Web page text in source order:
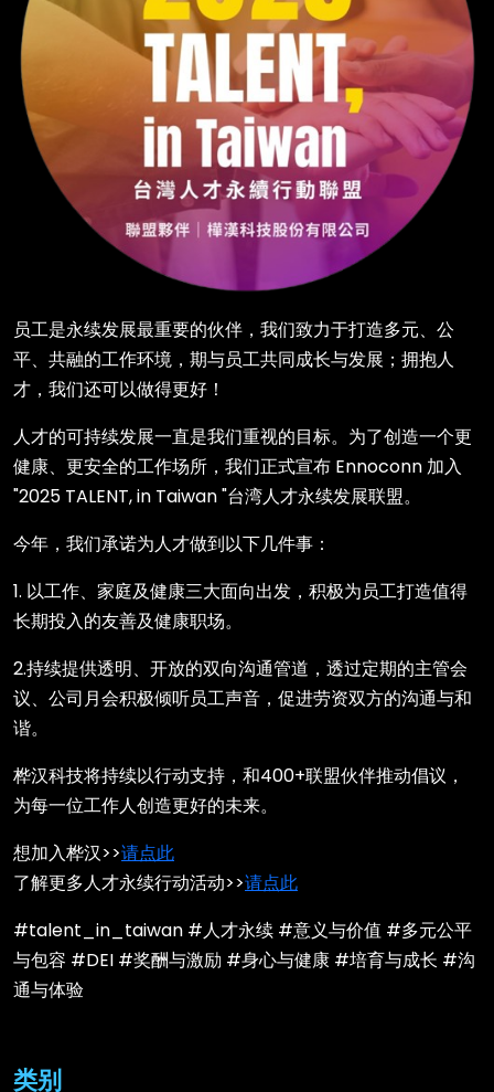
员工是永续发展最重要的伙伴，我们致力于打造多元、公
平、共融的工作环境，期与员工共同成长与发展；拥抱人
才，我们还可以做得更好！
人才的可持续发展一直是我们重视的目标。为了创造一个更
健康、更安全的工作场所，我们正式宣布 Ennoconn 加入
"2025 TALENT, in Taiwan "台湾人才永续发展联盟。
今年，我们承诺为人才做到以下几件事：
1. 以工作、家庭及健康三大面向出发，积极为员工打造值得
长期投入的友善及健康职场。
2.持续提供透明、开放的双向沟通管道，透过定期的主管会
议、公司月会积极倾听员工声音，促进劳资双方的沟通与和
谐。
桦汉科技将持续以行动支持，和400+联盟伙伴推动倡议，
为每一位工作人创造更好的未来。
想加入桦汉>>请点此
了解更多人才永续行动活动>>请点此
#talent_in_taiwan #人才永续 #意义与价值 #多元公平
与包容 #DEI #奖酬与激励 #身心与健康 #培育与成长 #沟
通与体验
类别